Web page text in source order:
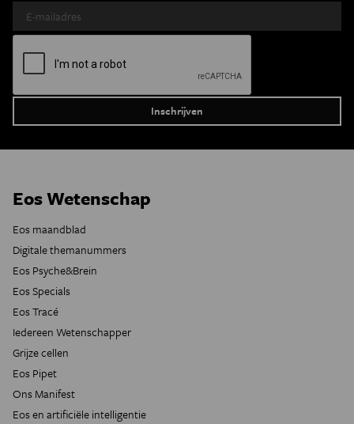
Eos Wetenschap
Eos maandblad
Digitale themanummers
Eos Psyche&Brein
Eos Specials
Eos Tracé
Iedereen Wetenschapper
Grijze cellen
Eos Pipet
Ons Manifest
Eos en artificiële intelligentie